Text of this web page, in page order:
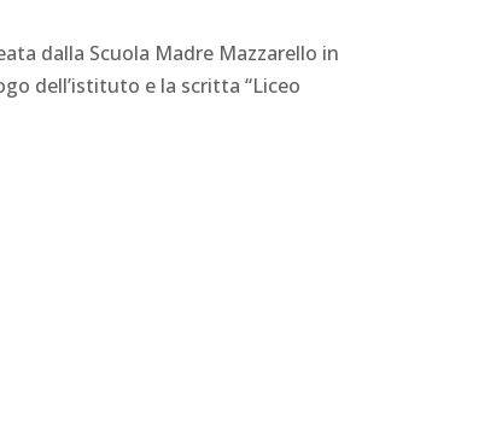
dalla Scuola Madre Mazzarello in
dell’istituto e la scritta “Liceo